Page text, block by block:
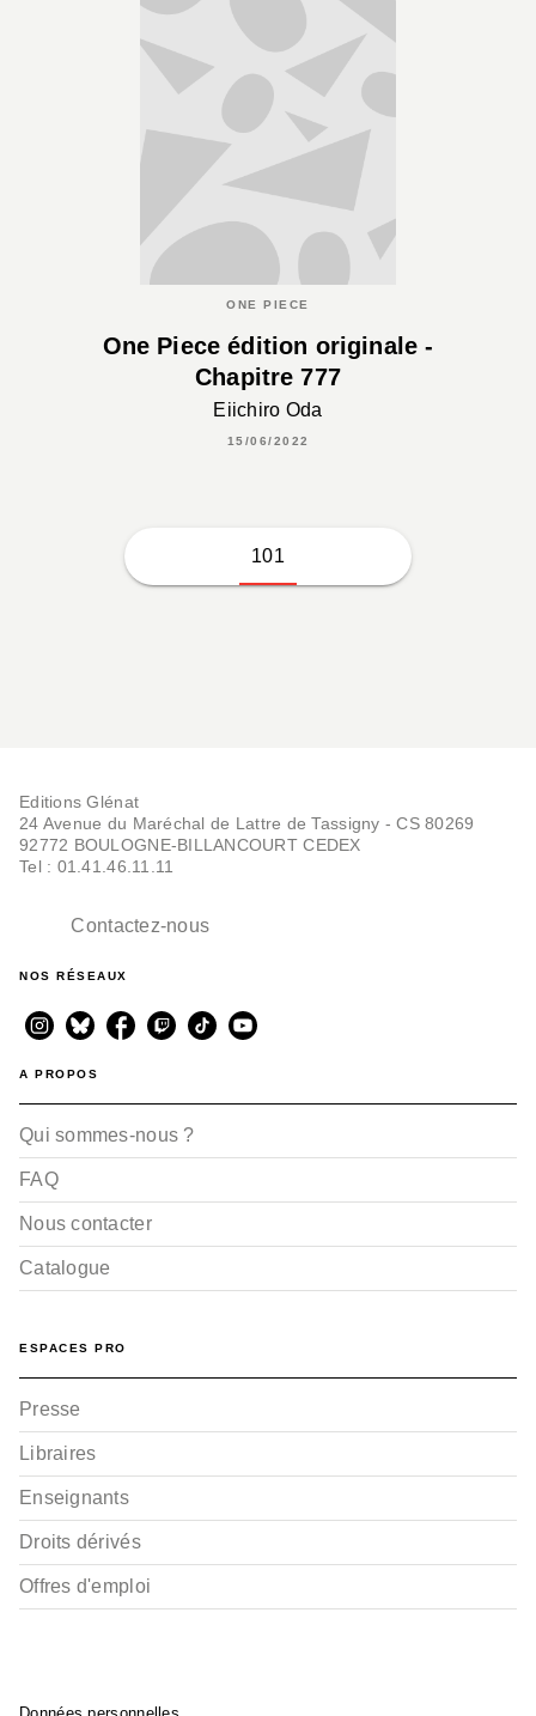
ONE PIECE
One Piece édition originale -
Chapitre 777
Eiichiro Oda
15/06/2022
101
Editions Glénat
24 Avenue du Maréchal de Lattre de Tassigny - CS 80269
92772 BOULOGNE-BILLANCOURT CEDEX
Tel : 01.41.46.11.11
Contactez-nous
NOS RÉSEAUX
A PROPOS
Qui sommes-nous ?
FAQ
Nous contacter
Catalogue
ESPACES PRO
Presse
Libraires
Enseignants
Droits dérivés
Offres d'emploi